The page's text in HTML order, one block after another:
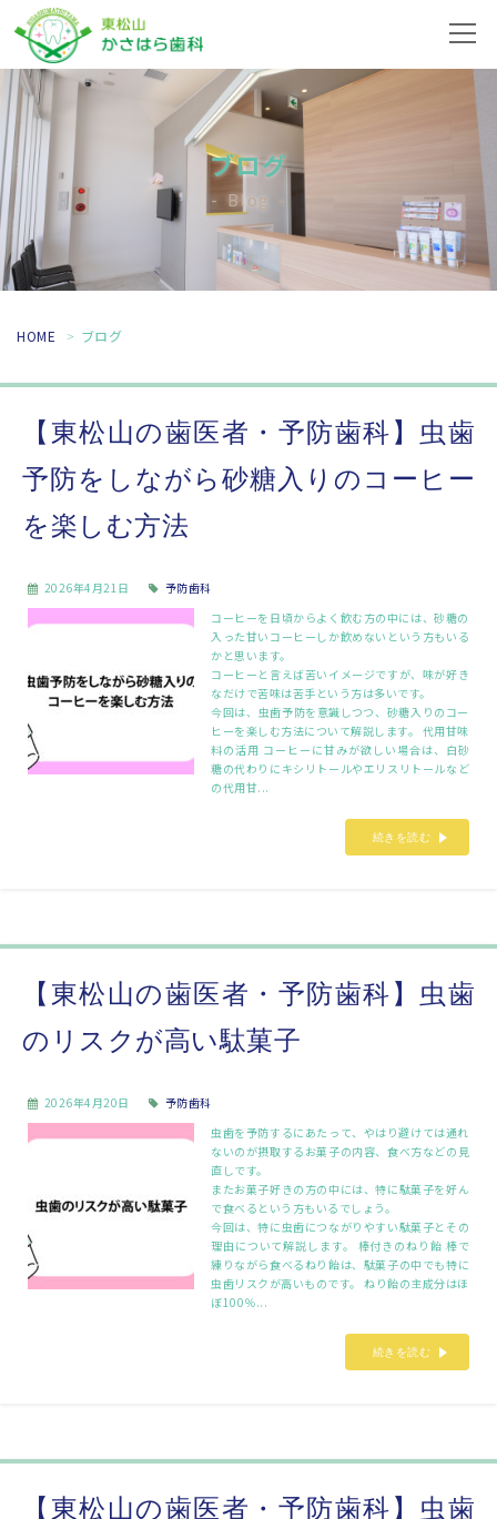
ブログ
Blog
HOME ブログ
【東松山の歯医者・予防歯科】虫歯
予防をしながら砂糖入りのコーヒー
を楽しむ方法
2026年4月21日
予防歯科
コーヒーを日頃からよく飲む方の中には、砂糖の
入った甘いコーヒーしか飲めないという方もいる
かと思います。
コーヒーと言えば苦いイメージですが、味が好き
なだけで苦味は苦手という方は多いです。
今回は、虫歯予防を意識しつつ、砂糖入りのコー
ヒーを楽しむ方法について解説します。 代用甘味
料の活用 コーヒーに甘みが欲しい場合は、白砂
糖の代わりにキシリトールやエリスリトールなど
の代用甘...
続きを読む
【東松山の歯医者・予防歯科】虫歯
のリスクが高い駄菓子
2026年4月20日
予防歯科
虫歯を予防するにあたって、やはり避けては通れ
ないのが摂取するお菓子の内容、食べ方などの見
直しです。
またお菓子好きの方の中には、特に駄菓子を好ん
で食べるという方もいるでしょう。
今回は、特に虫歯につながりやすい駄菓子とその
理由について解説します。 棒付きのねり飴 棒で
練りながら食べるねり飴は、駄菓子の中でも特に
虫歯リスクが高いものです。 ねり飴の主成分はほ
ぼ100％...
続きを読む
【東松山の歯医者・予防歯科】虫歯